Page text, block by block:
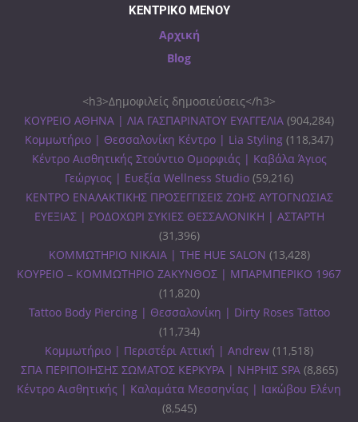
ΚΕΝΤΡΙΚΟ ΜΕΝΟΥ
Αρχική
Blog
<h3>Δημοφιλείς δημοσιεύσεις</h3>
ΚΟΥΡΕΙΟ ΑΘΗΝΑ | ΛΙΑ ΓΑΣΠΑΡΙΝΑΤΟΥ ΕΥΑΓΓΕΛΙΑ (904,284)
Κομμωτήριο | Θεσσαλονίκη Κέντρο | Lia Styling (118,347)
Κέντρο Αισθητικής Στούντιο Ομορφιάς | Καβάλα Άγιος
Γεώργιος | Ευεξία Wellness Studio (59,216)
ΚΕΝΤΡΟ ΕΝΑΛΑΚΤΙΚΗΣ ΠΡΟΣΕΓΓΙΣΕΙΣ ΖΩΗΣ ΑΥΤΟΓΝΩΣΙΑΣ
ΕΥΕΞΙΑΣ | ΡΟΔΟΧΩΡΙ ΣΥΚΙΕΣ ΘΕΣΣΑΛΟΝΙΚΗ | ΑΣΤΑΡΤΗ
(31,396)
ΚΟΜΜΩΤΗΡΙΟ ΝΙΚΑΙΑ | THE HUE SALON (13,428)
ΚΟΥΡΕΙΟ – ΚΟΜΜΩΤΗΡΙΟ ΖΑΚΥΝΘΟΣ | ΜΠΑΡΜΠΕΡΙΚΟ 1967
(11,820)
Tattoo Body Piercing | Θεσσαλονίκη | Dirty Roses Tattoo
(11,734)
Κομμωτήριο | Περιστέρι Αττική | Andrew (11,518)
ΣΠΑ ΠΕΡΙΠΟΙΗΣΗΣ ΣΩΜΑΤΟΣ ΚΕΡΚΥΡΑ | ΝΗΡΗΙΣ SPA (8,865)
Κέντρο Αισθητικής | Καλαμάτα Μεσσηνίας | Ιακώβου Ελένη
(8,545)